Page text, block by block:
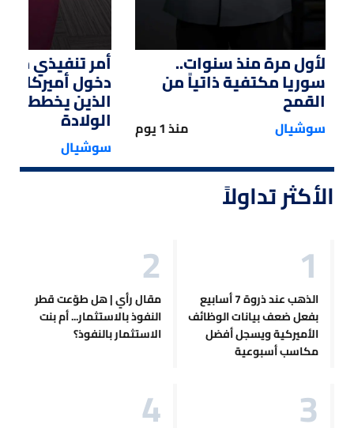
لأول مرة منذ سنوات..
سوريا مكتفية ذاتياً من
القمح
سوشيال منذ 1 يوم
أمر تنفيذي من
دخول أميركا
الذين يخططون
الولادة
سوشيال
الأكثر تداولاً
الذهب عند ذروة 7 أسابيع
بفعل ضعف بيانات الوظائف
الأميركية ويسجل أفضل
مكاسب أسبوعية
مقال رأي | هل طوّعت قطر
النفوذ بالاستثمار... أم بنت
الاستثمار بالنفوذ؟